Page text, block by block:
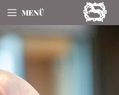
MENÜ